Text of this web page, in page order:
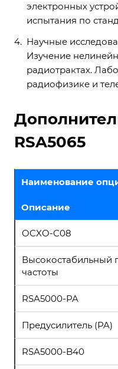
электронных
испытания по
Научные
Изучение
радиотрактах.
радиофизике и
RSA5065
Наименование
Описание
OCXO-C08
Высокостабильный
частоты
RSA5000-PA
Предусилитель (PA)
RSA5000-B40